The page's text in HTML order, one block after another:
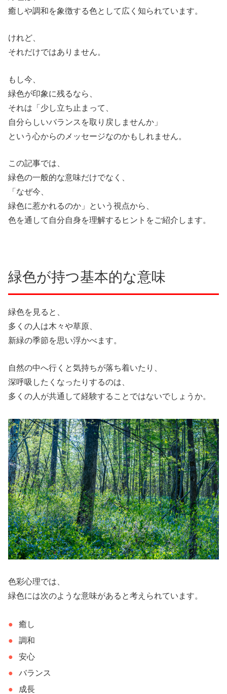
癒しや調和を象徴する色として広く知られています。
けれど、
それだけではありません。
もし今、
緑色が印象に残るなら、
それは「少し立ち止まって、
自分らしいバランスを取り戻しませんか」
という心からのメッセージなのかもしれません。
この記事では、
緑色の一般的な意味だけでなく、
「なぜ今、
緑色に惹かれるのか」という視点から、
色を通して自分自身を理解するヒントをご紹介します。
緑色が持つ基本的な意味
緑色を見ると、
多くの人は木々や草原、
新緑の季節を思い浮かべます。
自然の中へ行くと気持ちが落ち着いたり、
深呼吸したくなったりするのは、
多くの人が共通して経験することではないでしょうか。
色彩心理では、
緑色には次のような意味があると考えられています。
癒し
調和
安心
バランス
成長